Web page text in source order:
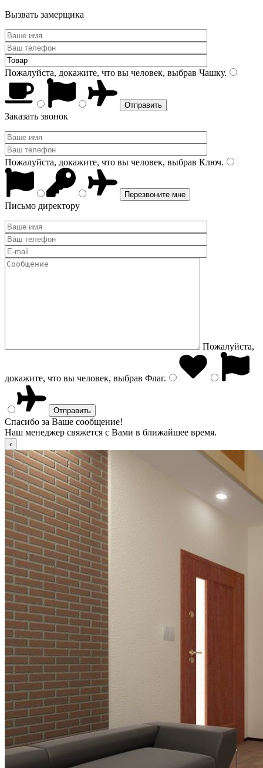
Вызвать замерщика
Пожалуйста, докажите, что вы человек, выбрав Чашку.
Заказать звонок
Пожалуйста, докажите, что вы человек, выбрав Ключ.
Письмо директору
Пожалуйста,
докажите, что вы человек, выбрав Флаг.
Спасибо за Ваше сообщение!
Наш менеджер свяжется с Вами в ближайшее время.